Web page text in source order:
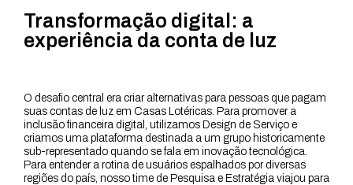
Transformação digital: a
experiência da conta de luz
O desafio central era criar alternativas para pessoas que pagam
suas contas de luz em Casas Lotéricas. Para promover a
inclusão financeira digital, utilizamos Design de Serviço e
criamos uma plataforma destinada a um grupo historicamente
sub-representado quando se fala em inovação tecnológica.
Para entender a rotina de usuários espalhados por diversas
regiões do país, nosso time de Pesquisa e Estratégia viajou para